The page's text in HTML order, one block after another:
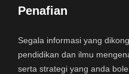
Penafian
Segala informasi yang
pendidikan dan ilmu
serta strategi yang anda